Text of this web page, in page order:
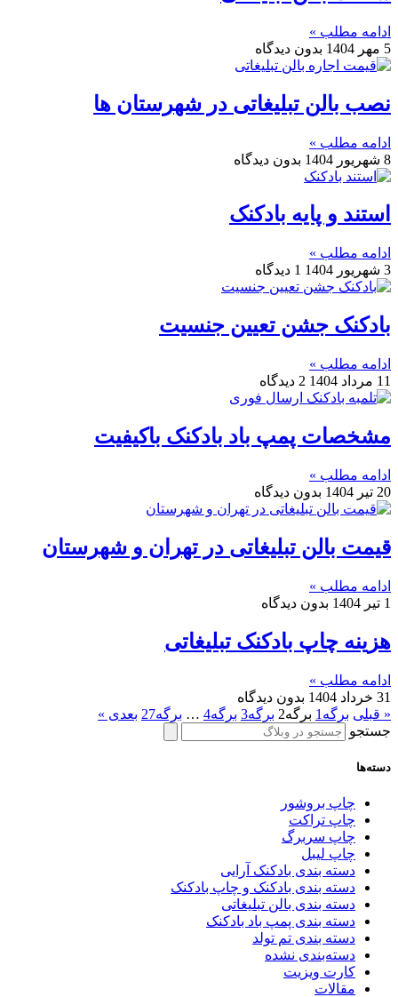
ادامه مطلب »
5 مهر 1404
بدون دیدگاه
نصب بالن تبلیغاتی در شهرستان ها
ادامه مطلب »
8 شهریور 1404
بدون دیدگاه
استند و پایه بادکنک
ادامه مطلب »
3 شهریور 1404
1 دیدگاه
بادکنک جشن تعیین جنسیت
ادامه مطلب »
11 مرداد 1404
2 دیدگاه
مشخصات پمپ باد بادکنک باکیفیت
ادامه مطلب »
20 تیر 1404
بدون دیدگاه
قیمت بالن تبلیغاتی در تهران و شهرستان
ادامه مطلب »
1 تیر 1404
بدون دیدگاه
هزینه چاپ بادکنک تبلیغاتی
ادامه مطلب »
31 خرداد 1404
بدون دیدگاه
« قبلی برگه 1 برگه2 برگه3 برگه4
… برگه27 بعدی »
جستجو
دسته‌ها
چاپ بروشور
چاپ تراکت
چاپ سربرگ
چاپ لیبل
دسته بندی بادکنک آرایی
دسته بندی بادکنک و چاپ بادکنک
دسته بندی بالن تبلیغاتی
دسته بندی پمپ باد بادکنک
دسته بندی تم تولد
دسته‌بندی نشده
کارت ویزیت
مقالات